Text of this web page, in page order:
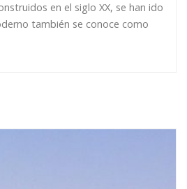
en el siglo XX, se han ido
también se conoce como